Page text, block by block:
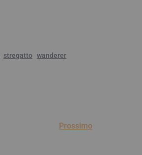
stregatto wanderer
Prossimo